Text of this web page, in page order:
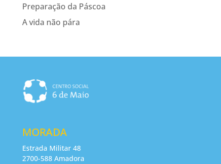
Preparação da Páscoa
A vida não pára
MORADA
Estrada Militar 48
2700-588 Amadora